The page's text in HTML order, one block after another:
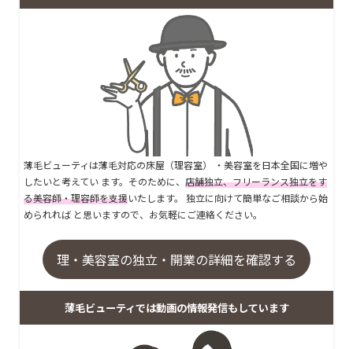
薄毛ビューティは薄毛対応の床屋（理容室） ・美容室を日本全国に増や
したいと考えてい ます。そのために、 店舗独立、フリーランス独立をす
る美容師・理容師を支援いたします。 独立に向けて簡単なご相談から始
められれば と思いますので、お気軽にご連絡ください。
理・美容室の独立・開業の詳細を確認する
薄毛ビューティでは動画の情報発信もしています